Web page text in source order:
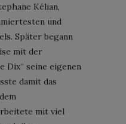
Kélian,
und
Später begann
mit der
Dix“ seine eigenen
damit das
mit viel